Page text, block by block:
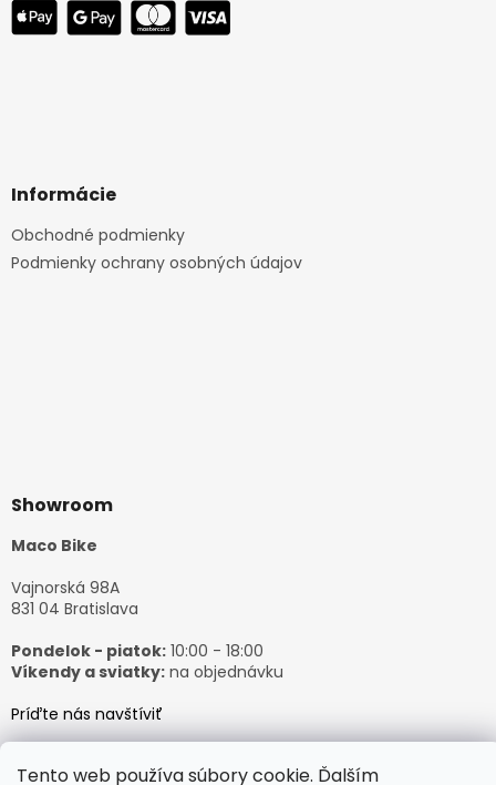
Tento web používa súbory cookie. Ďalším
Informácie
Obchodné podmienky
Podmienky ochrany osobných údajov
Showroom
Maco Bike
Vajnorská 98A
831 04 Bratislava
Pondelok - piatok: 10:00 - 18:00
Víkendy a sviatky: na objednávku
Príďte nás navštíviť